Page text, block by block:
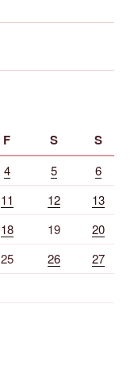
F S S
4 5
6
11 12
13
18 19
20
25 26
27